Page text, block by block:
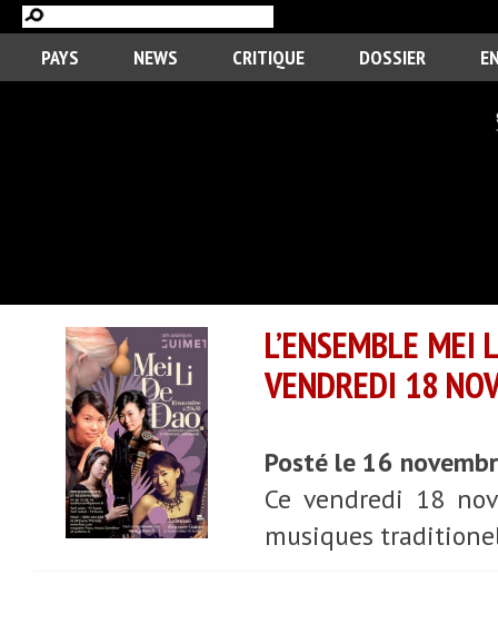
PAYS NEWS CRITIQUE DOSSIER
L’ENSEMBLE MEI
VENDREDI 18
Posté le 16
Ce vendredi 18
musiques